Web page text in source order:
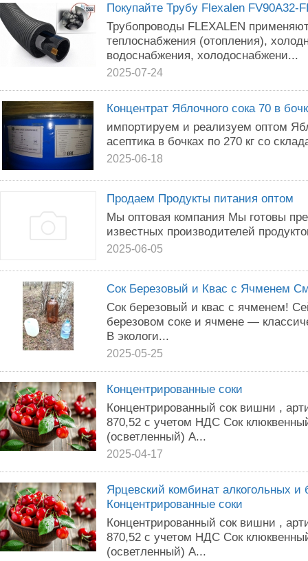
Покупайте Трубу Flexalen FV90A32-
Трубопроводы FLEXALEN
теплоснабжения (отопления),
водоснабжения, холодоснабжени...
2025-07-24
Концентрат Яблочного сока 70 в
импортируем и реализуем оптом
асептика в бочках по 270 кг со
2025-06-18
Продаем Продукты питания оптом
Мы оптовая компания Мы готовы
известных производителей
2025-06-05
Сок Березовый и Квас с Ячменем
Сок березовый и квас с ячменем!
березовом соке и ячмене —
В экологи...
2025-05-25
Концентрированные соки
Концентрированный сок вишни ,
870,52 с учетом НДС Сок
(осветленный) А...
2025-04-17
Ярцевский комбинат алкогольных и
Концентрированные соки
Концентрированный сок вишни ,
870,52 с учетом НДС Сок
(осветленный) А...